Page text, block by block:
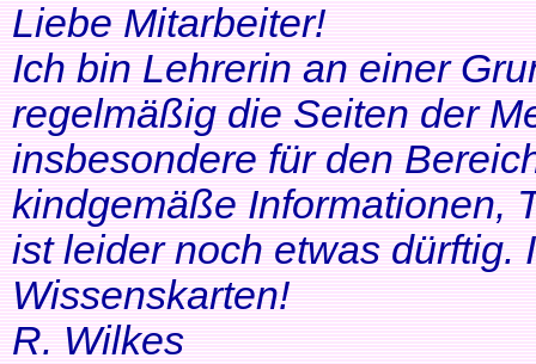
Liebe Mitarbeiter!
Ich bin Lehrerin an einer
regelmäßig die Seiten der
insbesondere für den
kindgemäße Informationen,
ist leider noch etwas dürftig.
Wissenskarten!
R. Wilkes